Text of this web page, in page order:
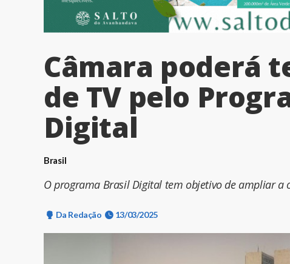
Câmara poderá
de TV pelo
Digital
Brasil
O programa Brasil Digital tem objetivo de ampliar
Da Redação 13/03/2025